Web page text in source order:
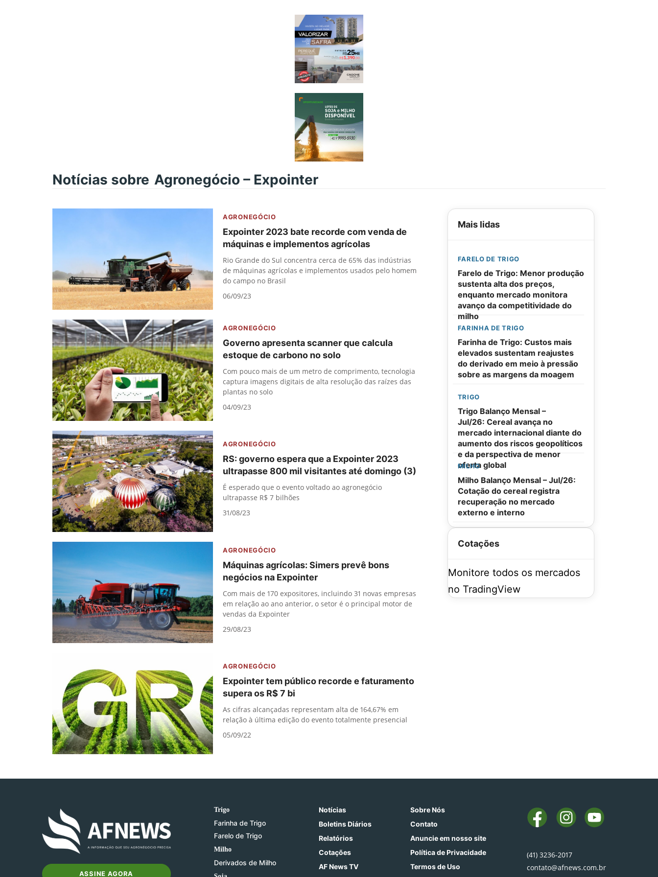
Notícias sobre Agronegócio – Expointer
AGRONEGÓCIO
Expointer 2023 bate recorde com venda de
máquinas e implementos agrícolas
Rio Grande do Sul concentra cerca de 65% das indústrias
de máquinas agrícolas e implementos usados pelo homem
do campo no Brasil
06/09/23
AGRONEGÓCIO
Governo apresenta scanner que calcula
estoque de carbono no solo
Com pouco mais de um metro de comprimento, tecnologia
captura imagens digitais de alta resolução das raízes das
plantas no solo
04/09/23
AGRONEGÓCIO
RS: governo espera que a Expointer 2023
ultrapasse 800 mil visitantes até domingo (3)
É esperado que o evento voltado ao agronegócio
ultrapasse R$ 7 bilhões
31/08/23
AGRONEGÓCIO
Máquinas agrícolas: Simers prevê bons
negócios na Expointer
Com mais de 170 expositores, incluindo 31 novas empresas
em relação ao ano anterior, o setor é o principal motor de
vendas da Expointer
29/08/23
AGRONEGÓCIO
Expointer tem público recorde e faturamento
supera os R$ 7 bi
As cifras alcançadas representam alta de 164,67% em
relação à última edição do evento totalmente presencial
05/09/22
Mais lidas
FARELO DE TRIGO
Farelo de Trigo: Menor produção
sustenta alta dos preços,
enquanto mercado monitora
avanço da competitividade do
milho
FARINHA DE TRIGO
Farinha de Trigo: Custos mais
elevados sustentam reajustes
do derivado em meio à pressão
sobre as margens da moagem
TRIGO
Trigo Balanço Mensal –
Jul/26: Cereal avança no
mercado internacional diante do
aumento dos riscos geopolíticos
e da perspectiva de menor
oferta global
MILHO
Milho Balanço Mensal – Jul/26:
Cotação do cereal registra
recuperação no mercado
externo e interno
Cotações
Monitore todos os mercados
no TradingView
ASSINE AGORA
Trigo
Farinha de Trigo
Farelo de Trigo
Milho
Derivados de Milho
Notícias
Boletins Diários
Relatórios
Cotações
AF News TV
Sobre Nós
Contato
Anuncie em nosso site
Política de Privacidade
Termos de Uso
(41) 3236-2017
contato@afnews.com.br